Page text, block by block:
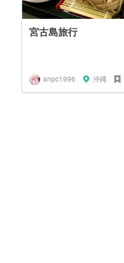
宮古島旅行
anpc1996 沖縄